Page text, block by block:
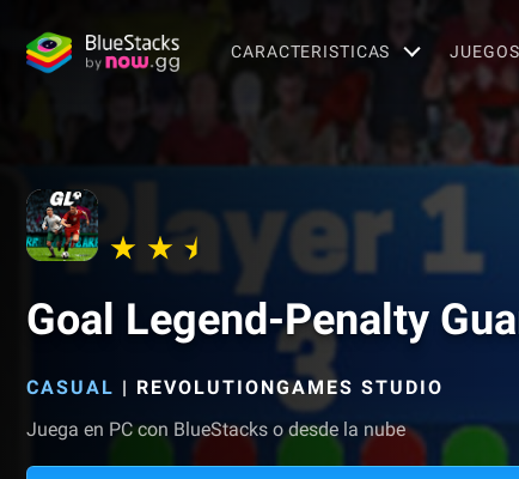
CARACTERISTICAS JUEGOS
Goal Legend-Penalty
CASUAL | REVOLUTIONGAMES STUDIO
Juega en PC con BlueStacks o desde la nube